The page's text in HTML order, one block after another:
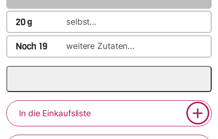
20g selbst…
Noch 19 weitere Zutaten...
In die Einkaufsliste